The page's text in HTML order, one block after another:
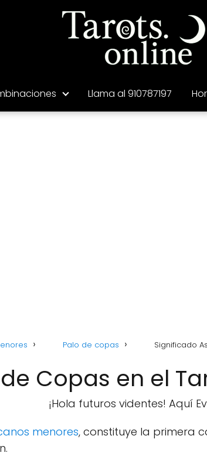
Llama al 910787197
Palo de copas Significado
Copas en el
¡Hola futuros videntes! Aquí
menores, constituye la primera